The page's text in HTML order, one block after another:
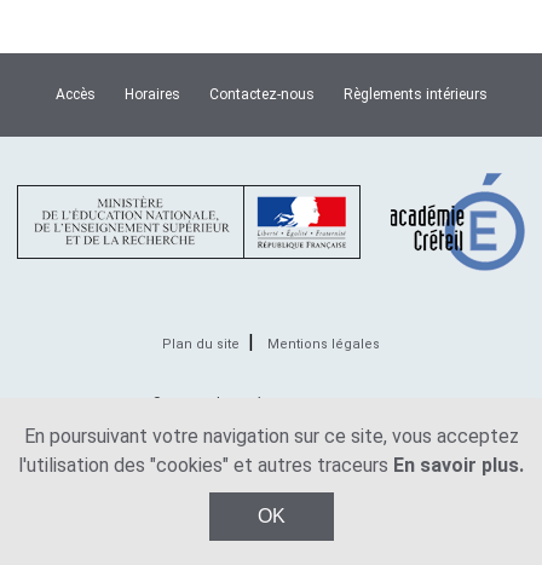
En poursuivant votre navigation sur ce site, vous acceptez
l'utilisation des "cookies" et autres traceurs En savoir plus.
OK
Accès Horaires Contactez-nous Règlements intérieurs
Plan du site Mentions légales
© Copyright Lycée Van Dongen 2026